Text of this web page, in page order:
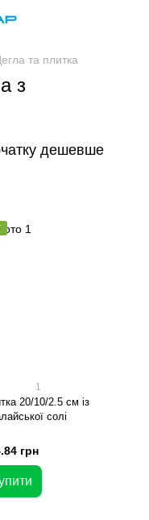
та плитка
з
дешевше
1
20/10/2.5 см із
солі
грн